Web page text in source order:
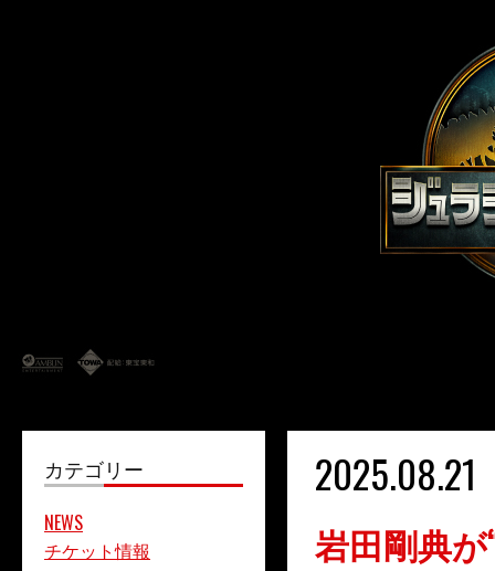
カテゴリー
NEWS
チケット情報
2025.08.21
岩田剛典